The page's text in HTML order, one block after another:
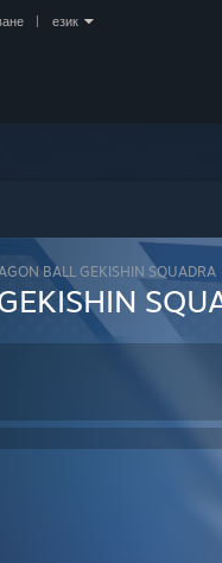
език
BALL GEKISHIN SQUADRA